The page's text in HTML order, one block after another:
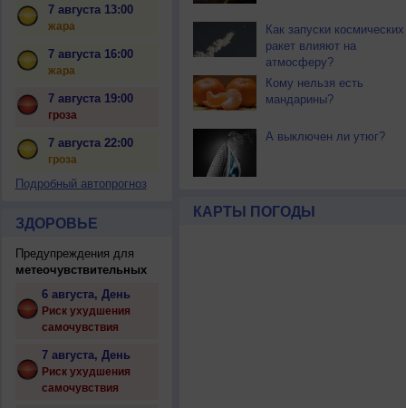
7 августа 13:00
жара
7 августа 16:00
жара
7 августа 19:00
гроза
7 августа 22:00
гроза
Подробный автопрогноз
ЗДОРОВЬЕ
Предупреждения для
метеочувствительных
6 августа, День
Риск ухудшения
самочувствия
7 августа, День
Риск ухудшения
самочувствия
Как запуски космических
ракет влияют на
атмосферу?
Кому нельзя есть
мандарины?
А выключен ли утюг?
КАРТЫ ПОГОДЫ